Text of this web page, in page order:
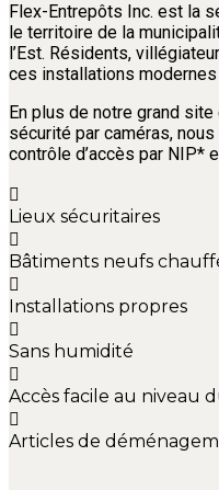
Flex-Entrepôts Inc. est la
le territoire de la
l’Est. Résidents,
ces installations
En plus de notre grand
sécurité par caméras,
contrôle d’accès par NIP*
Lieux sécuritaires
Bâtiments neufs
Installations propres
Sans humidité
Accès facile au niveau
Articles de